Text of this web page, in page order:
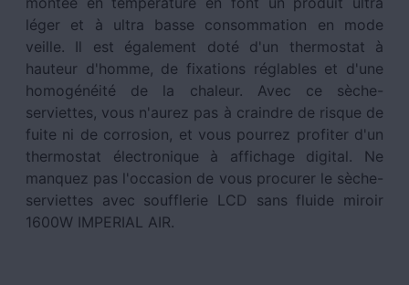
léger et à ultra basse consommation en mode
veille. Il est également doté d'un thermostat à
hauteur d'homme, de fixations réglables et d'une
homogénéité de la chaleur. Avec ce sèche-
serviettes, vous n'aurez pas à craindre de risque de
fuite ni de corrosion, et vous pourrez profiter d'un
thermostat électronique à affichage digital. Ne
manquez pas l'occasion de vous procurer le sèche-
serviettes avec soufflerie LCD sans fluide miroir
1600W IMPERIAL AIR.